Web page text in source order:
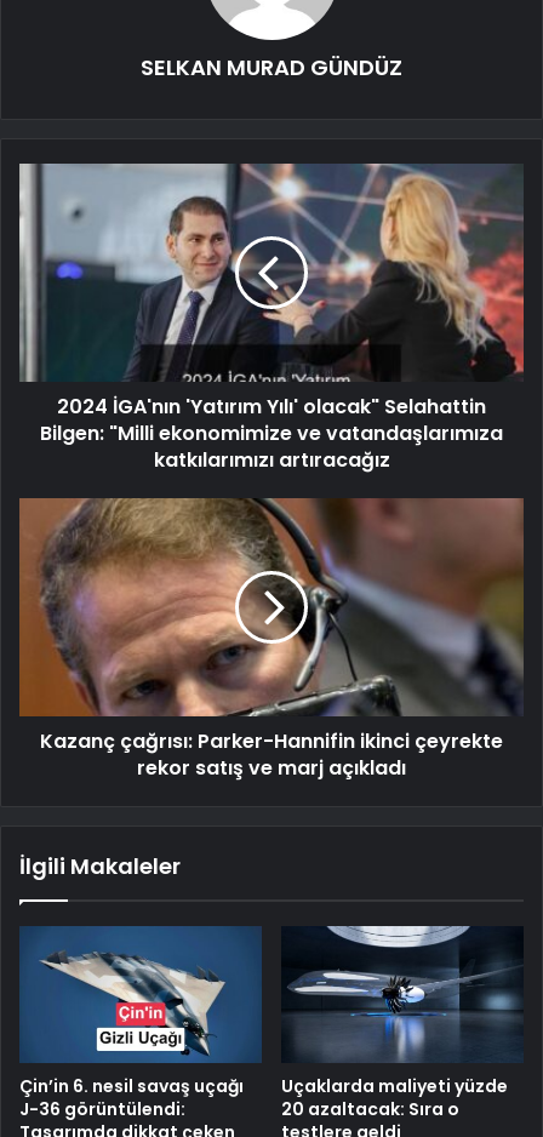
SELKAN MURAD GÜNDÜZ
2024 İGA'nın 'Yatırım Yılı' olacak" Selahattin
Bilgen: "Milli ekonomimize ve vatandaşlarımıza
katkılarımızı artıracağız
Kazanç çağrısı: Parker-Hannifin ikinci çeyrekte
rekor satış ve marj açıkladı
İlgili Makaleler
Çin’in 6. nesil savaş uçağı
J-36 görüntülendi:
Tasarımda dikkat çeken
Uçaklarda maliyeti yüzde
20 azaltacak: Sıra o
testlere geldi